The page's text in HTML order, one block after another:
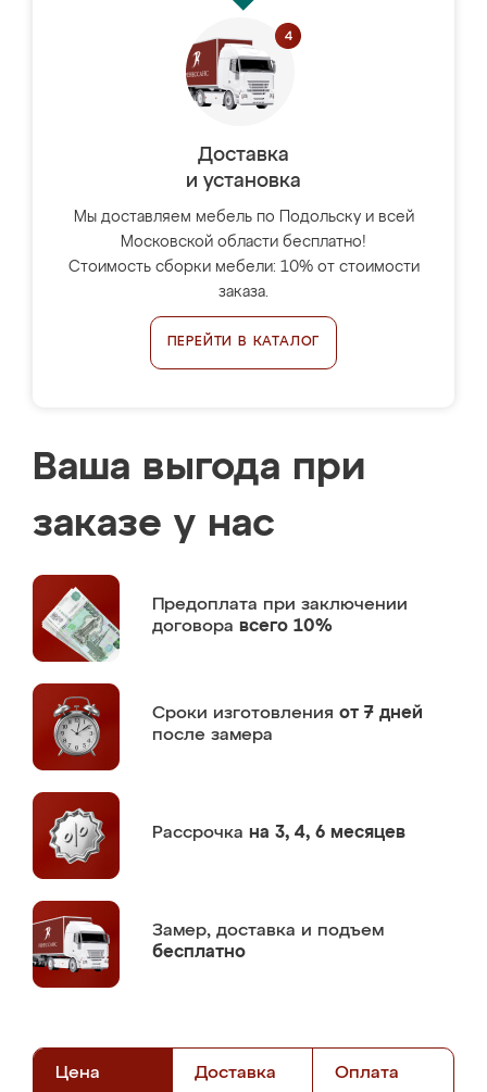
Доставка
и установка
Мы доставляем мебель по Подольску и всей
Московской области бесплатно!
Стоимость сборки мебели: 10% от стоимости
заказа.
ПЕРЕЙТИ В КАТАЛОГ
Ваша выгода при
заказе у нас
Предоплата при заключении
договора всего 10%
Сроки изготовления от 7 дней
после замера
Рассрочка на 3, 4, 6 месяцев
Замер, доставка и подъем
бесплатно
Цена Доставка Оплата